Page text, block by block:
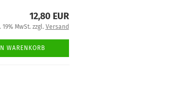
12,80 EUR
19% MwSt. zzgl. Versand
WARENKORB